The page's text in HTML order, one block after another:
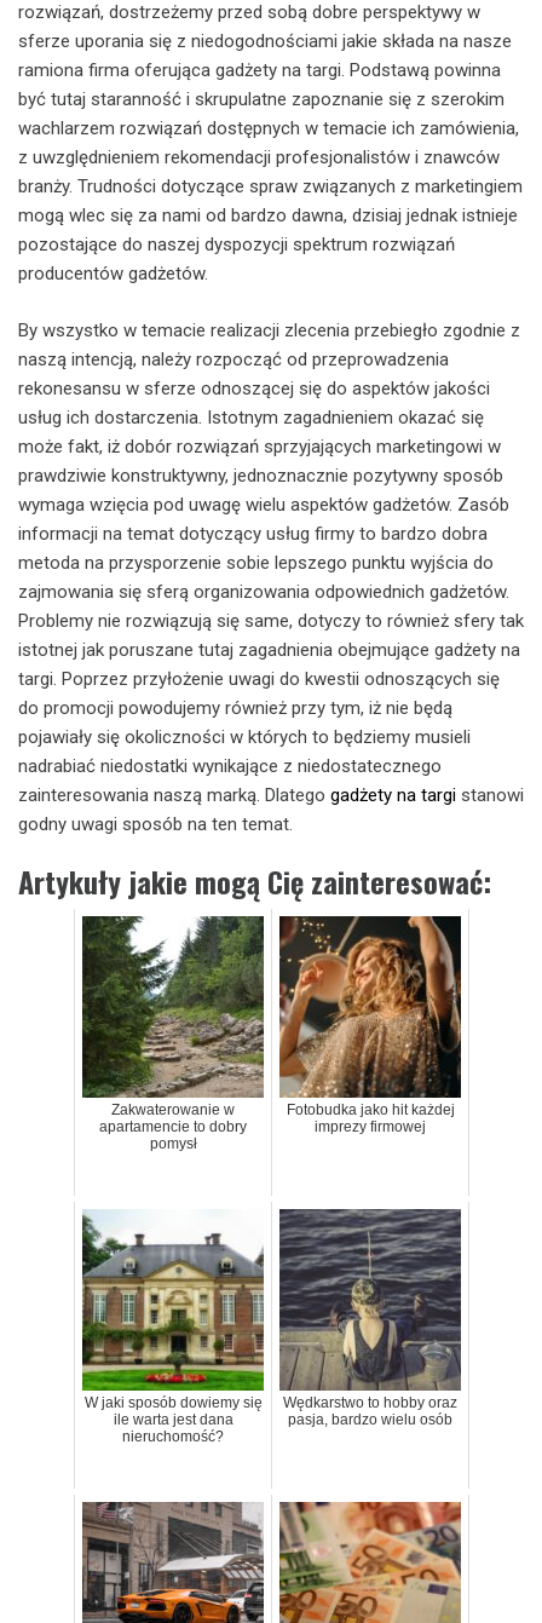
rozwiązań, dostrzeżemy przed sobą dobre perspektywy w
sferze uporania się z niedogodnościami jakie składa na nasze
ramiona firma oferująca gadżety na targi. Podstawą powinna
być tutaj staranność i skrupulatne zapoznanie się z szerokim
wachlarzem rozwiązań dostępnych w temacie ich zamówienia,
z uwzględnieniem rekomendacji profesjonalistów i znawców
branży. Trudności dotyczące spraw związanych z marketingiem
mogą wlec się za nami od bardzo dawna, dzisiaj jednak istnieje
pozostające do naszej dyspozycji spektrum rozwiązań
producentów gadżetów.
By wszystko w temacie realizacji zlecenia przebiegło zgodnie z
naszą intencją, należy rozpocząć od przeprowadzenia
rekonesansu w sferze odnoszącej się do aspektów jakości
usług ich dostarczenia. Istotnym zagadnieniem okazać się
może fakt, iż dobór rozwiązań sprzyjających marketingowi w
prawdziwie konstruktywny, jednoznacznie pozytywny sposób
wymaga wzięcia pod uwagę wielu aspektów gadżetów. Zasób
informacji na temat dotyczący usług firmy to bardzo dobra
metoda na przysporzenie sobie lepszego punktu wyjścia do
zajmowania się sferą organizowania odpowiednich gadżetów.
Problemy nie rozwiązują się same, dotyczy to również sfery tak
istotnej jak poruszane tutaj zagadnienia obejmujące gadżety na
targi. Poprzez przyłożenie uwagi do kwestii odnoszących się
do promocji powodujemy również przy tym, iż nie będą
pojawiały się okoliczności w których to będziemy musieli
nadrabiać niedostatki wynikające z niedostatecznego
zainteresowania naszą marką. Dlatego gadżety na targi stanowi
godny uwagi sposób na ten temat.
Artykuły jakie mogą Cię zainteresować:
Zakwaterowanie w
apartamencie to dobry
pomysł
Fotobudka jako hit każdej
imprezy firmowej
W jaki sposób dowiemy się
ile warta jest dana
nieruchomość?
Wędkarstwo to hobby oraz
pasja, bardzo wielu osób